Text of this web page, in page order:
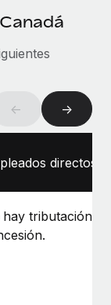
← →
directos
hay tributación